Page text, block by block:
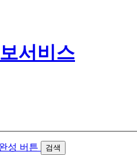
검색